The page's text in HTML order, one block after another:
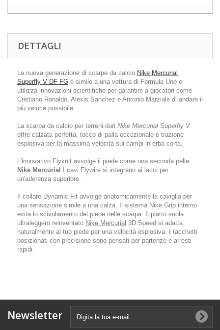
DETTAGLI
La nuova generazione di scarpe da calcio Nike Mercurial
Superfly V DF FG è simile a una vettura di Formula Uno e
utilizza innovazioni scientifiche per garantire a giocatori come
Cristiano Ronaldo, Alexis Sanchez e Antonio Marziale di andare il
più veloce possibile.
La scarpa da calcio per terreni duri Nike Mercurial Superfly V
offre calzata perfetta, tocco di palla eccezionale e trazione
esplosiva per la massima velocità sui campi in erba corta.
L'innovativo Flyknit avvolge il piede come una seconda pelle.
Nike Mercurial
I cavi Flywire si integrano ai lacci per
un'aderenza superiore.
Il collare Dynamic Fit avvolge anatomicamente la caviglia per
una sensazione simile a una calza. Il sistema Nike Grip interno
evita lo scivolamento del piede nelle scarpa. Il piatto suola
ultraleggero reinventato Nike Mercurial 3D Speed si adatta
naturalmente al tuo piede per una velocità esplosiva. I tacchetti
posizionati con precisione sono pensati per partenze e arresti
rapidi.
Newsletter